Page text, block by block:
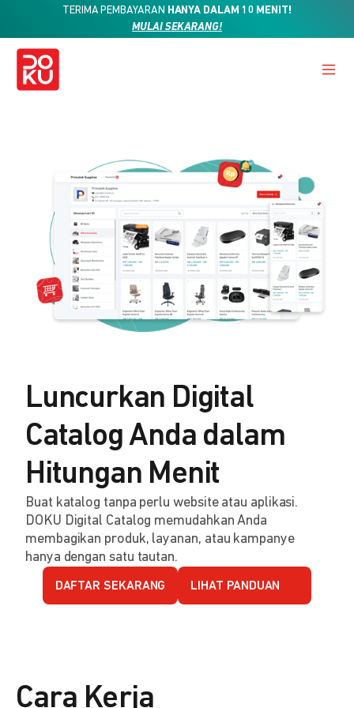
TERIMA PEMBAYARAN HANYA DALAM 10 MENIT!
MULAI SEKARANG!
Luncurkan Digital
Catalog Anda dalam
Hitungan Menit
Buat katalog tanpa perlu website atau aplikasi.
DOKU Digital Catalog memudahkan Anda
membagikan produk, layanan, atau kampanye
hanya dengan satu tautan.
DAFTAR SEKARANG LIHAT PANDUAN
Cara Kerja